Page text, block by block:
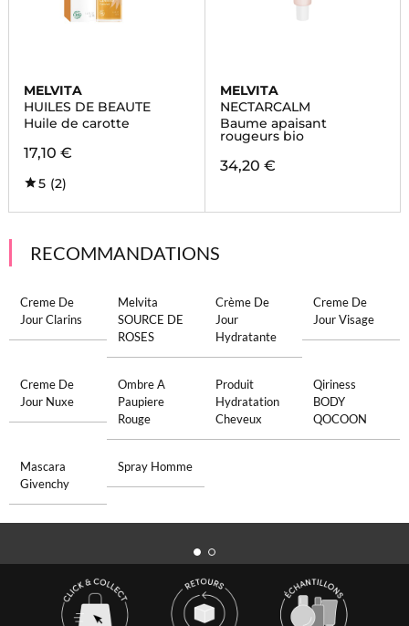
MELVITA
HUILES DE BEAUTE
Huile de carotte
17,10 €
5 (2)
MELVITA
NECTARCALM
Baume apaisant
rougeurs bio
34,20 €
RECOMMANDATIONS
Creme De
Jour Clarins
Melvita
SOURCE DE
ROSES
Crème De
Jour
Hydratante
Creme De
Jour Visage
Creme De
Jour Nuxe
Ombre A
Paupiere
Rouge
Produit
Hydratation
Cheveux
Qiriness
BODY
QOCOON
Mascara
Givenchy
Spray Homme